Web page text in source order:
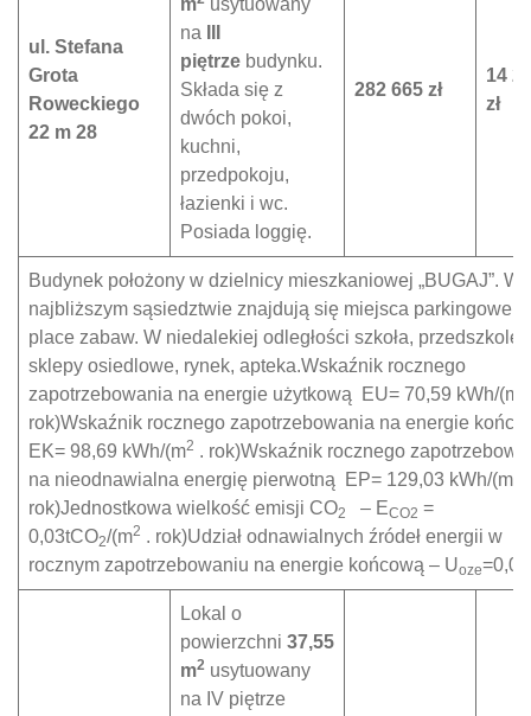
ul. Stefana
Grota
Roweckiego
22 m 28
m
usytuowany
na
piętrze budynku.
Składa się z
dwóch pokoi,
kuchni,
przedpokoju,
łazienki i wc.
Posiada loggię.
282 665 zł
14
zł
Budynek położony w dzielnicy mieszkaniowej „BUGAJ”. W
najbliższym sąsiedztwie znajdują się miejsca parkingowe,
place zabaw. W niedalekiej odległości szkoła, przedszkole ,
sklepy osiedlowe, rynek, apteka.Wskaźnik rocznego
zapotrzebowania na energie użytkową EU= 70,59 kWh/(m
rok)Wskaźnik rocznego zapotrzebowania na energie
EK= 98,69 kWh/(m2 . rok)Wskaźnik rocznego
na nieodnawialna energię pierwotną EP= 129,03 kWh/(m
rok)Jednostkowa wielkość emisji CO2 – ECO2 =
0,03tCO2/(m2 . rok)Udział odnawialnych źródeł energii w
rocznym zapotrzebowaniu na energie końcową – Uoze
Lokal o
powierzchni 37,55
m2 usytuowany
na IV piętrze